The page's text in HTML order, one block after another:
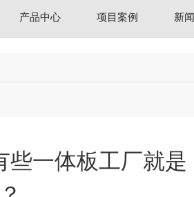
产品中心 项目案例 新
些一体板工厂就是